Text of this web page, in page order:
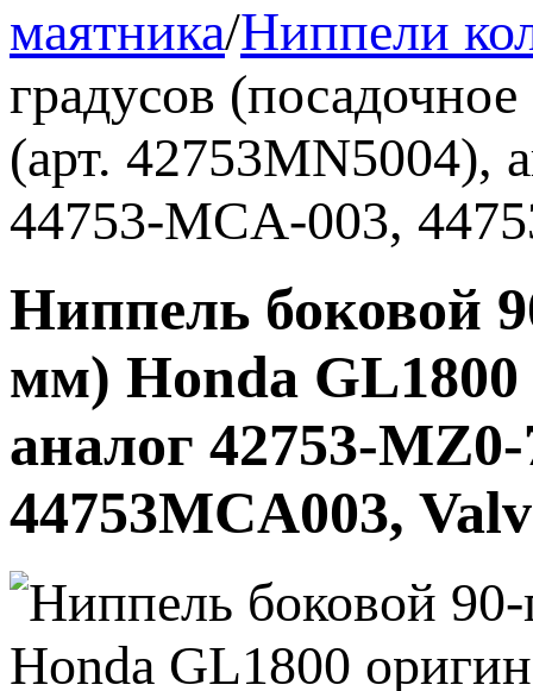
маятника/Ниппели
градусов
(арт. 42753MN5004),
44753-MCA-003,
Ниппель боковой
мм) Honda GL1800
аналог 42753-
44753MCA003,